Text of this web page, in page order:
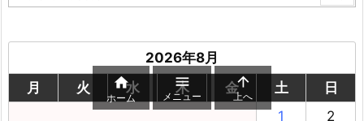
2026年8月
月
火 水 木 金 土
日
1
2

ホーム

メニュー

上へ